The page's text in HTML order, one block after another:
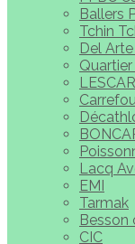
Ballers
Tchin
Del
Lacq
EMI
Tarmak
Besson
CIC